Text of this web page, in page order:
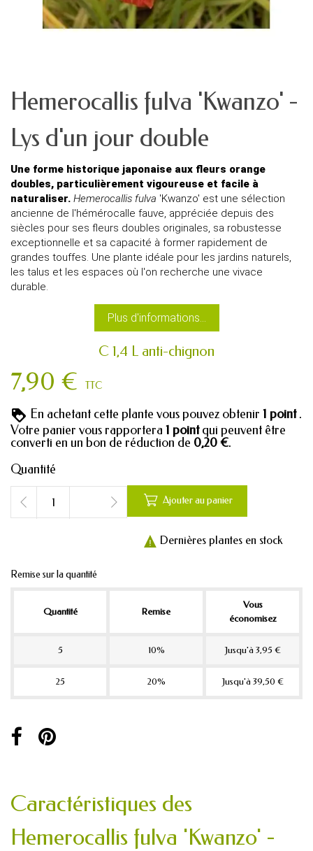
Hemerocallis fulva 'Kwanzo' -
Lys d'un jour double
Une forme historique japonaise aux fleurs orange
doubles, particulièrement vigoureuse et facile à
naturaliser. Hemerocallis fulva 'Kwanzo' est une sélection
ancienne de l'hémérocalle fauve, appréciée depuis des
siècles pour ses fleurs doubles originales, sa robustesse
exceptionnelle et sa capacité à former rapidement de
grandes touffes. Une plante idéale pour les jardins naturels,
les talus et les espaces où l'on recherche une vivace
durable.
Plus d'informations...
C 1,4 L anti-chignon
7,90 € TTC
En achetant cette plante vous pouvez obtenir 1 point .
Votre panier vous rapportera 1 pointqui peuvent être
converti en un bon de réduction de 0,20 €.
Quantité
 Ajouter au panier
 Dernières plantes en stock
Remise sur la quantité
Quantité Remise
Vous
économisez
5 10% Jusqu'à 3,95 €
25 20% Jusqu'à 39,50 €
Caractéristiques des
Hemerocallis fulva 'Kwanzo' -